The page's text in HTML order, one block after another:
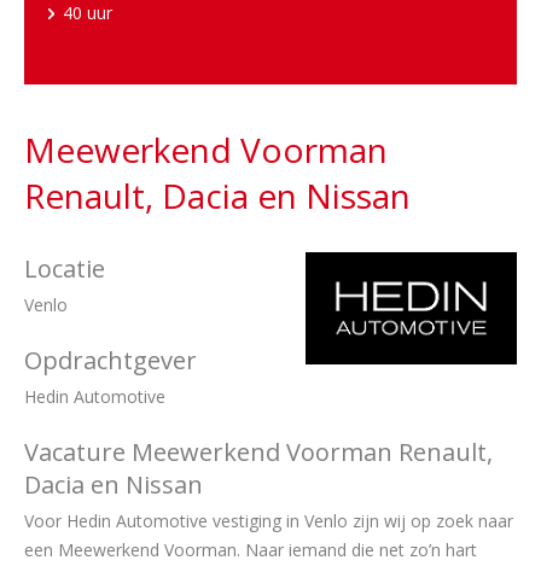
40 uur
Meewerkend Voorman
Renault, Dacia en Nissan
Locatie
Venlo
Opdrachtgever
Hedin Automotive
Vacature Meewerkend Voorman Renault,
Dacia en Nissan
Voor Hedin Automotive vestiging in Venlo zijn wij op zoek naar
een Meewerkend Voorman. Naar iemand die net zo’n hart